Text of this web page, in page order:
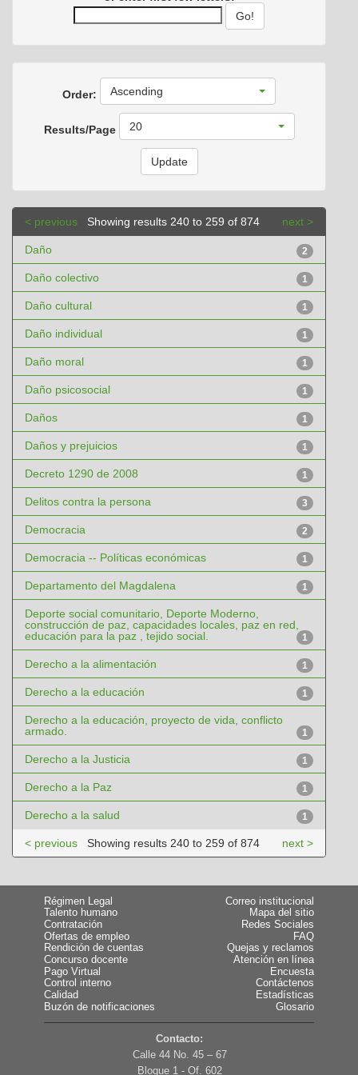
Order: Ascending
Results/Page 20
Showing results 240 to 259 of 874
< previous next >
Daño 2
Daño colectivo 1
Daño cultural 1
Daño individual 1
Daño moral 1
Daño psicosocial 1
Daños 1
Daños y prejuicios 1
Decreto 1290 de 2008 1
Delitos contra la persona 3
Democracia 2
Democracia -- Políticas económicas 1
Departamento del Magdalena 1
Deporte social comunitario, Deporte Moderno,
construcción de paz, capacidades locales, paz en red,
educación para la paz , tejido social.
1
Derecho a la alimentación 1
Derecho a la educación 1
Derecho a la educación, proyecto de vida, conflicto
armado.
1
Derecho a la Justicia 1
Derecho a la Paz 1
Derecho a la salud 1
Showing results 240 to 259 of 874
< previous next >
Régimen Legal
Talento humano
Contratación
Ofertas de empleo
Rendición de cuentas
Concurso docente
Pago Virtual
Control interno
Calidad
Buzón de notificaciones
Correo institucional
Mapa del sitio
Redes Sociales
FAQ
Quejas y reclamos
Atención en línea
Encuesta
Contáctenos
Estadísticas
Glosario
Contacto:
Calle 44 No. 45 – 67
Bloque 1 - Of. 602